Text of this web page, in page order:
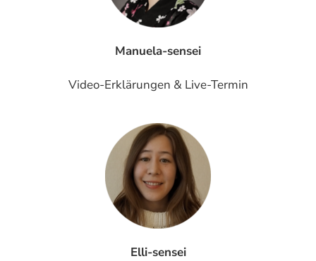
Manuela-sensei
Video-Erklärungen & Live-Termin
Elli-sensei